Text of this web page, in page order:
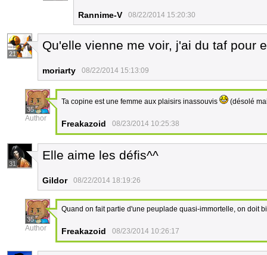
Rannime-V 08/22/2014 15:20:30
21
Qu'elle vienne me voir, j'ai du taf pour
moriarty 08/22/2014 15:13:09
35
Author
Ta copine est une femme aux plaisirs inassouvis (désolé
Freakazoid 08/23/2014 10:25:38
31
Elle aime les défis^^
Gildor 08/22/2014 18:19:26
35
Author
Quand on fait partie d'une peuplade quasi-immortelle, on doit
Freakazoid 08/23/2014 10:26:17